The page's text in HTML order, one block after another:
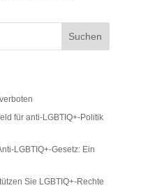
für anti-LGBTIQ+-Politik
LGBTIQ+-Gesetz: Ein
Sie LGBTIQ+-Rechte